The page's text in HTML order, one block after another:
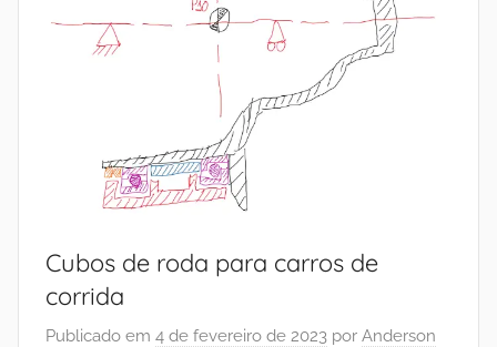
Cubos de roda para carros de
corrida
Publicado em 4 de fevereiro de 2023 por Anderson